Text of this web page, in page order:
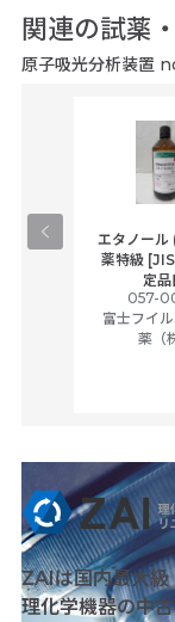
関連の試薬
原子吸光分析装置
エタノール
薬特級
定品
057-
富士フイ
薬（
ZAIは国内最大級
理化学機器の中